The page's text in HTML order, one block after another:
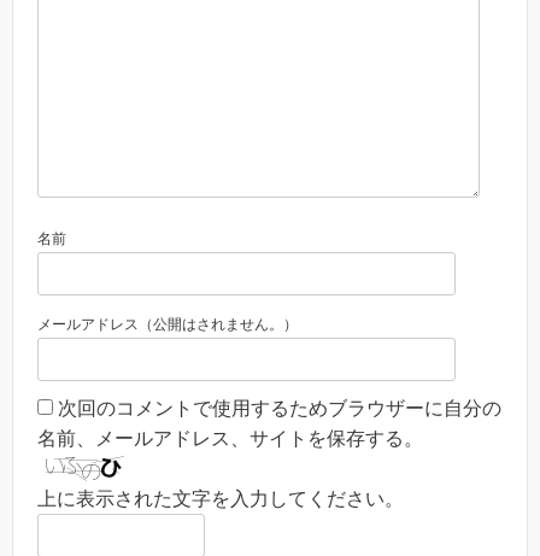
名前
メールアドレス（公開はされません。）
次回のコメントで使用するためブラウザーに自分の
名前、メールアドレス、サイトを保存する。
上に表示された文字を入力してください。